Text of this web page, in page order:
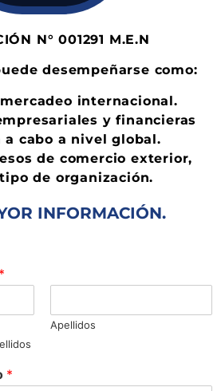
N° 001291 M.E.N
desempeñarse como:
internacional.
y financieras
a cabo a nivel global.
de comercio exterior,
de organización.
INFORMACIÓN.
*
Apellidos
*